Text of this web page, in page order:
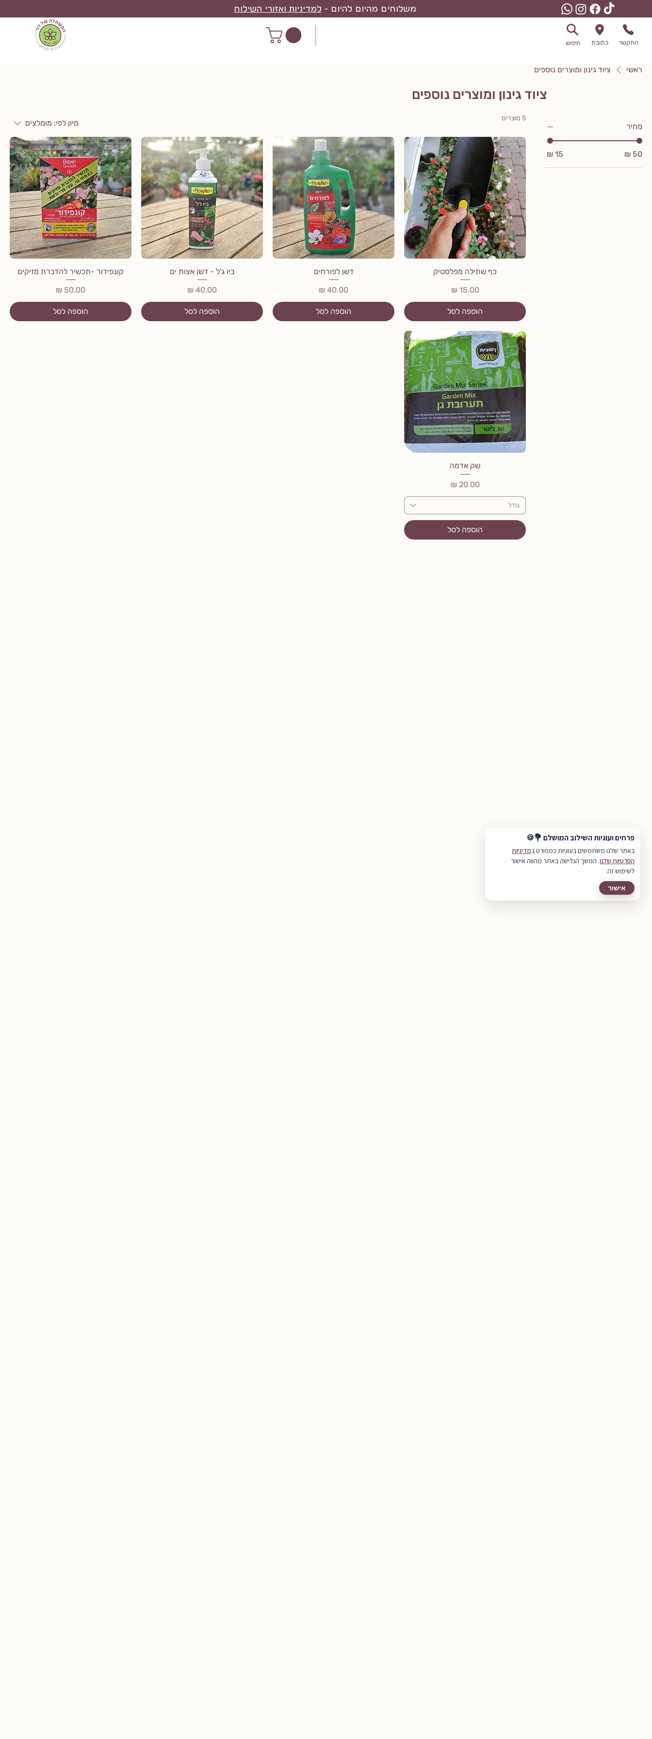
משלוחים מהיום להיום - למדיניות ואזורי השילוח
התקשר כתובת חיפוש
ראשי ציוד גינון ומוצרים נוספים
ציוד גינון ומוצרים נוספים
מחיר
5 מוצרים
מיון לפי: מומלצים
כף שתילה מפלסטיק
מחיר
הוספה לסל
דשן לפורחים
מחיר
הוספה לסל
ביו ג'ל - דשן אצות ים
מחיר
הוספה לסל
קונפידור -תכשיר להדברת מזיקים
מחיר
הוספה לסל
שק אדמה
מחיר
גודל
הוספה לסל
פרחים ועוגיות השילוב המושלם 💐🍪
באתר שלנו משתמשים בעוגיות כמפורט במדיניות
הפרטיות שלנו. המשך הגלישה באתר מהווה אישור
לשימוש זה.
אישור